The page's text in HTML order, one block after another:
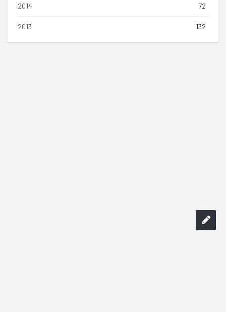
2014 72
2013 132